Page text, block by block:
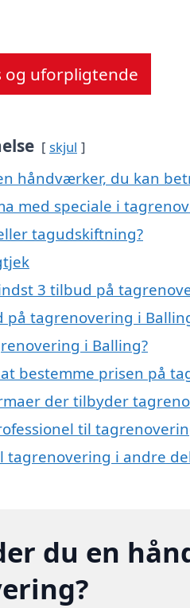
og uforpligtende
skjul
håndværker, du kan
med speciale i
tagudskiftning?
3 tilbud på
på tagrenovering i
i Balling?
bestemme prisen på
der tilbyder
til
tagrenovering i andre
du en